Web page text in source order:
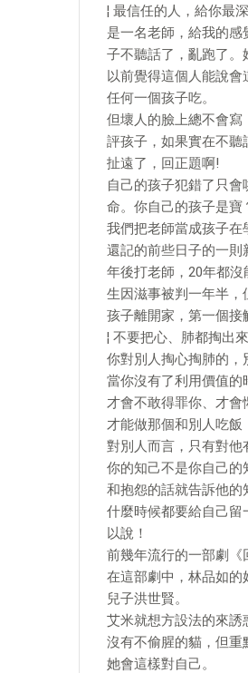
¦ 最信任的人，給你最
是一名老師，給我的
子不聽話了，亂跑了。
以前覺得這個人能說
任何一個孩子吃。
但壞人的臉上總不會
評孩子，如果實在不聽
扯遠了，回正題啊!
自己的孩子犯錯了只
命。你自己的孩子是寶
我們把老師當成孩子在
還記的前些日子的一則
年後打老師，20年都
生因滋事被判一年半，
孩子離開家，第一個接
¦ 不要把心、肺都掏出
你對別人掏心掏肺的，
當你沒有了利用價值的
才會不敢得罪你、才會
才能做那個和別人吃飯
對別人而言，只有對他
你的知己不是你自己
和抱怨的話就告訴他的
什麼時候都要給自己
以說！
前幾年流行的一部劇《
在這部劇中，林品如
兒子洪世賢。
艾米就想方設法的來誘
沒有不偷腥的貓，但重
她會這樣對自己。